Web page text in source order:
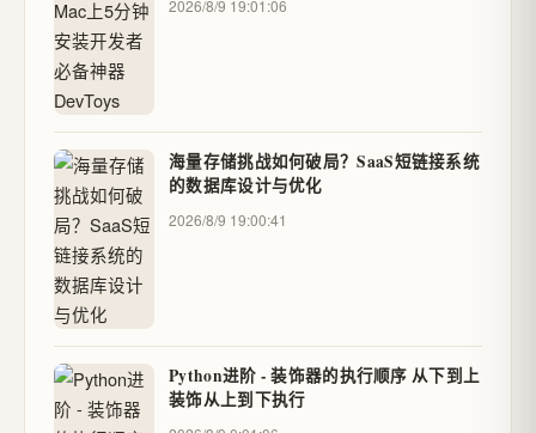
2026/8/9 19:01:06
海量存储挑战如何破局？SaaS短链接系统
的数据库设计与优化
2026/8/9 19:00:41
Python进阶 - 装饰器的执行顺序 从下到上
装饰从上到下执行